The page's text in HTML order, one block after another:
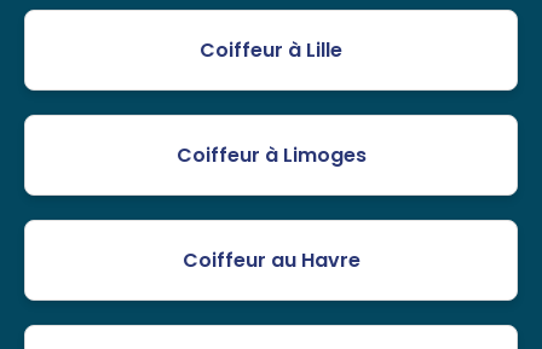
Coiffeur à Lille
Coiffeur à Limoges
Coiffeur au Havre